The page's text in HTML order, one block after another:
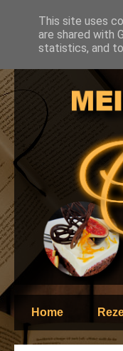
Home
This site uses
are shared with
statistics, and